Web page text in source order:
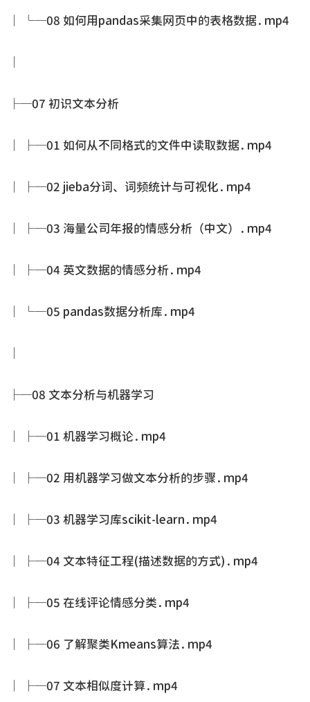
│ └─08 如何用pandas采集网页中的表格数据.mp4
├─07 初识文本分析
│ ├─01 如何从不同格式的文件中读取数据.mp4
│ ├─02 jieba分词、词频统计与可视化.mp4
│ ├─03 海量公司年报的情感分析（中文）.mp4
│ ├─04 英文数据的情感分析.mp4
│ └─05 pandas数据分析库.mp4
├─08 文本分析与机器学习
│ ├─01 机器学习概论.mp4
│ ├─02 用机器学习做文本分析的步骤.mp4
│ ├─03 机器学习库scikit-learn.mp4
│ ├─04 文本特征工程(描述数据的方式).mp4
│ ├─05 在线评论情感分类.mp4
│ ├─06 了解聚类Kmeans算法.mp4
│ ├─07 文本相似度计算.mp4